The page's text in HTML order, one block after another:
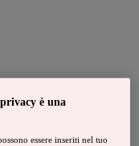
è una
essere inseriti nel tuo